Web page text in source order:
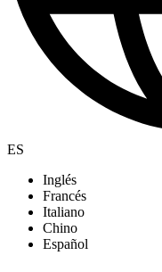
ES
Inglés
Francés
Italiano
Chino
Español